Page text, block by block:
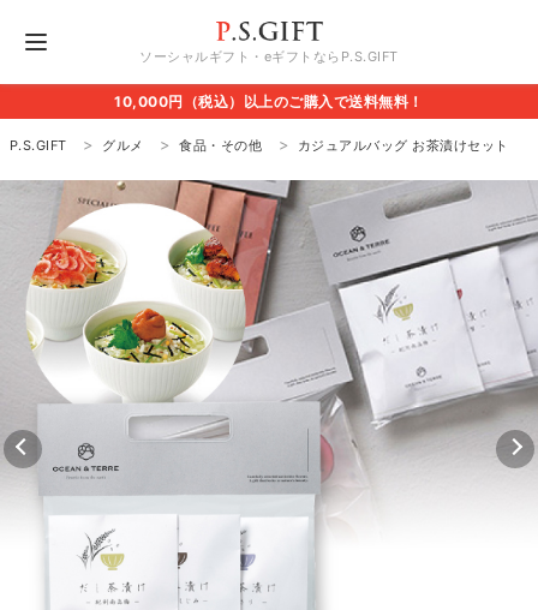
ソーシャルギフト・eギフトならP.S.GIFT
10,000円（税込）以上のご購入で送料無料！
P.S.GIFT グルメ 食品・その他 カジュアルバッグ お茶漬けセット